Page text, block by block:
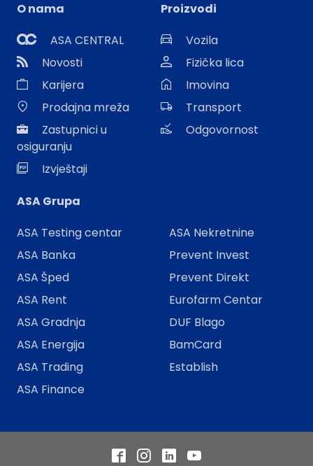
O nama
ASA CENTRAL
Novosti
Karijera
Prodajna mreža
Zastupnici u
osiguranju
Izvještaji
Proizvodi
Vozila
Fizička lica
Imovina
Transport
Odgovornost
ASA Grupa
ASA Testing centar
ASA Banka
ASA Šped
ASA Rent
ASA Gradnja
ASA Energija
ASA Trading
ASA Finance
ASA Nekretnine
Prevent Invest
Prevent Direkt
Eurofarm Centar
DUF Blago
BamCard
Establish
FacebookInstagram
LinkedInYouTube